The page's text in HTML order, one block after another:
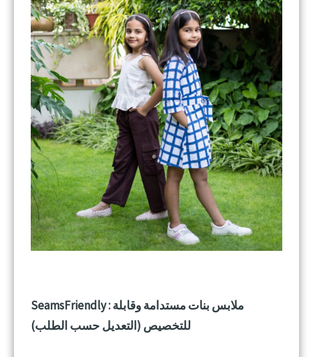
SeamsFriendly : ملابس بنات مستدامة وقابلة
للتخصيص (التعديل حسب الطلب)